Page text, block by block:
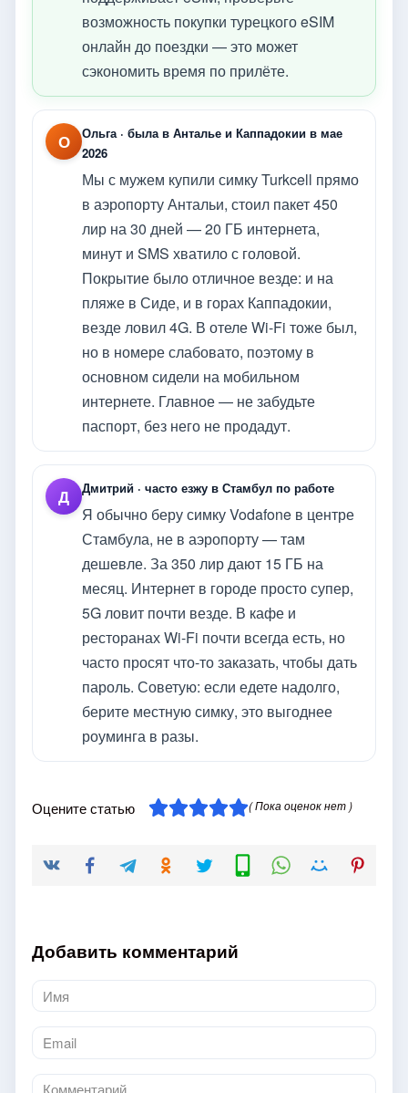
возможность покупки турецкого eSIM
онлайн до поездки — это может
сэкономить время по прилёте.
О
Ольга · была в Анталье и Каппадокии в мае
2026
Мы с мужем купили симку Turkcell прямо
в аэропорту Антальи, стоил пакет 450
лир на 30 дней — 20 ГБ интернета,
минут и SMS хватило с головой.
Покрытие было отличное везде: и на
пляже в Сиде, и в горах Каппадокии,
везде ловил 4G. В отеле Wi-Fi тоже был,
но в номере слабовато, поэтому в
основном сидели на мобильном
интернете. Главное — не забудьте
паспорт, без него не продадут.
Д Дмитрий · часто езжу в Стамбул по работе
Я обычно беру симку Vodafone в центре
Стамбула, не в аэропорту — там
дешевле. За 350 лир дают 15 ГБ на
месяц. Интернет в городе просто супер,
5G ловит почти везде. В кафе и
ресторанах Wi-Fi почти всегда есть, но
часто просят что-то заказать, чтобы дать
пароль. Советую: если едете надолго,
берите местную симку, это выгоднее
роуминга в разы.
Оцените статью ( Пока оценок нет )
Добавить комментарий
Имя
*
Email
*
Комментарий